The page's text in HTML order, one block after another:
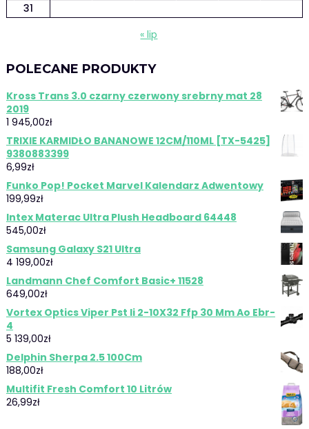
31
« lip
POLECANE PRODUKTY
Kross Trans 3.0 czarny czerwony srebrny mat 28
2019
1 945,00zł
TRIXIE KARMIDŁO BANANOWE 12CM/110ML [TX-5425]
9380883399
6,99zł
Funko Pop! Pocket Marvel Kalendarz Adwentowy
199,99zł
Intex Materac Ultra Plush Headboard 64448
545,00zł
Samsung Galaxy S21 Ultra
4 199,00zł
Landmann Chef Comfort Basic+ 11528
649,00zł
Vortex Optics Viper Pst Ii 2-10X32 Ffp 30 Mm Ao Ebr-
4
5 139,00zł
Delphin Sherpa 2.5 100Cm
188,00zł
Multifit Fresh Comfort 10 Litrów
26,99zł